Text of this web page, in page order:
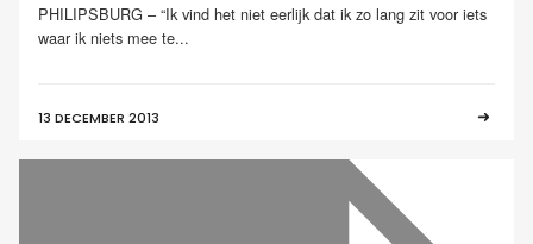
PHILIPSBURG – “Ik vind het niet eerlijk dat ik zo lang zit voor iets
waar ik niets mee te...
13 DECEMBER 2013